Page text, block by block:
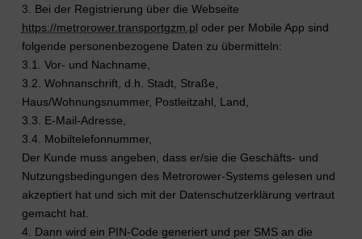
3. Bei der Registrierung über die Webseite
https://metrorower.transportgzm.pl oder per Mobile App sind
folgende personenbezogene Daten zu übermitteln:
3.1. Vor- und Nachname,
3.2. Wohnanschrift, d.h. Stadt, Straße,
Haus/Wohnungsnummer, Postleitzahl, Land,
3.3. E-Mail-Adresse,
3.4. Mobiltelefonnummer,
Der Kunde muss angeben, dass er/sie die Geschäfts- und
Nutzungsbedingungen des Metrorower-Systems gelesen und
akzeptiert hat und sich mit der Datenschutzerklärung vertraut
gemacht hat.
4. Dann wird ein PIN-Code generiert und per SMS an die